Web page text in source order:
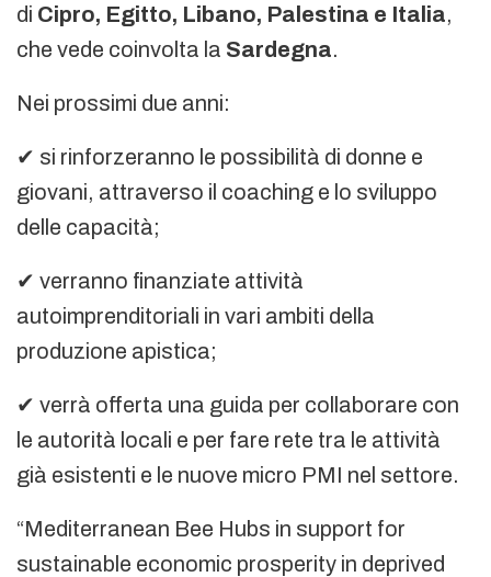
di Cipro, Egitto, Libano, Palestina e Italia,
che vede coinvolta la Sardegna.
Nei prossimi due anni:
✔ si rinforzeranno le possibilità di donne e
giovani, attraverso il coaching e lo sviluppo
delle capacità;
✔ verranno finanziate attività
autoimprenditoriali in vari ambiti della
produzione apistica;
✔ verrà offerta una guida per collaborare con
le autorità locali e per fare rete tra le attività
già esistenti e le nuove micro PMI nel settore.
“Mediterranean Bee Hubs in support for
sustainable economic prosperity in deprived